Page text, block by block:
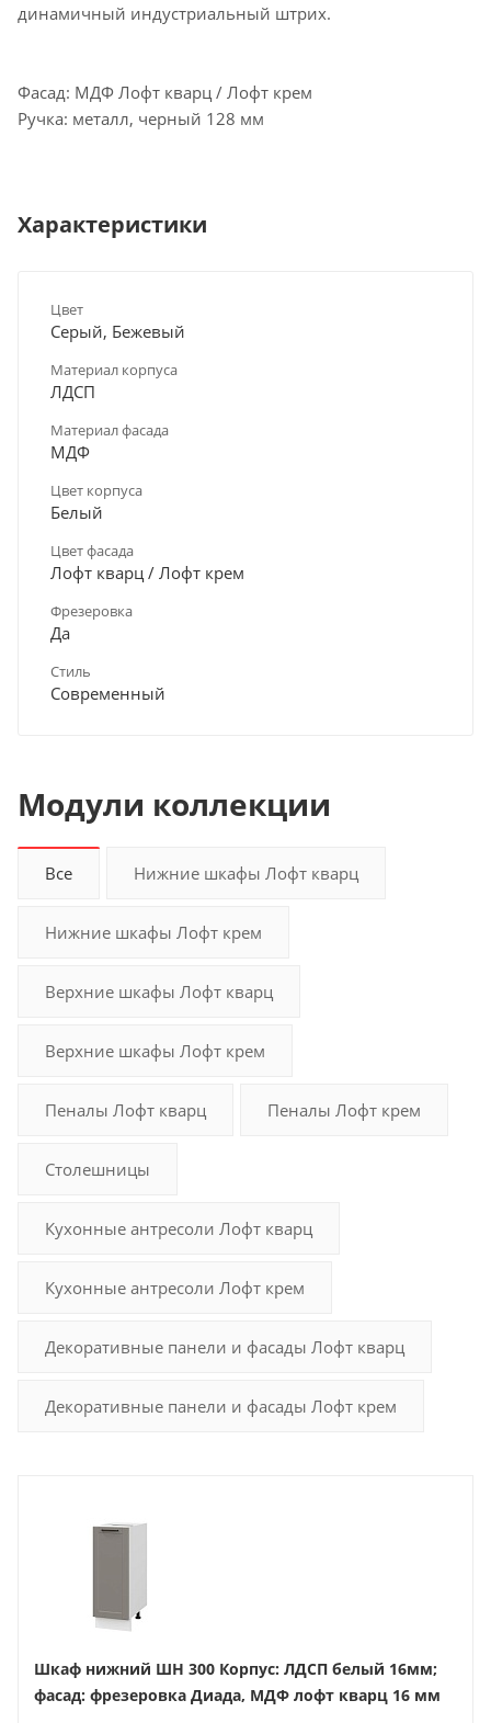
динамичный индустриальный штрих.
Фасад: МДФ Лофт кварц / Лофт крем
Ручка: металл, черный 128 мм
Характеристики
Цвет
Серый, Бежевый
Материал корпуса
ЛДСП
Материал фасада
МДФ
Цвет корпуса
Белый
Цвет фасада
Лофт кварц / Лофт крем
Фрезеровка
Да
Стиль
Современный
Модули коллекции
Все Нижние шкафы Лофт кварц
Нижние шкафы Лофт крем
Верхние шкафы Лофт кварц
Верхние шкафы Лофт крем
Пеналы Лофт кварц Пеналы Лофт крем
Столешницы
Кухонные антресоли Лофт кварц
Кухонные антресоли Лофт крем
Декоративные панели и фасады Лофт кварц
Декоративные панели и фасады Лофт крем
Шкаф нижний ШН 300 Корпус: ЛДСП белый 16мм;
фасад: фрезеровка Диада, МДФ лофт кварц 16 мм